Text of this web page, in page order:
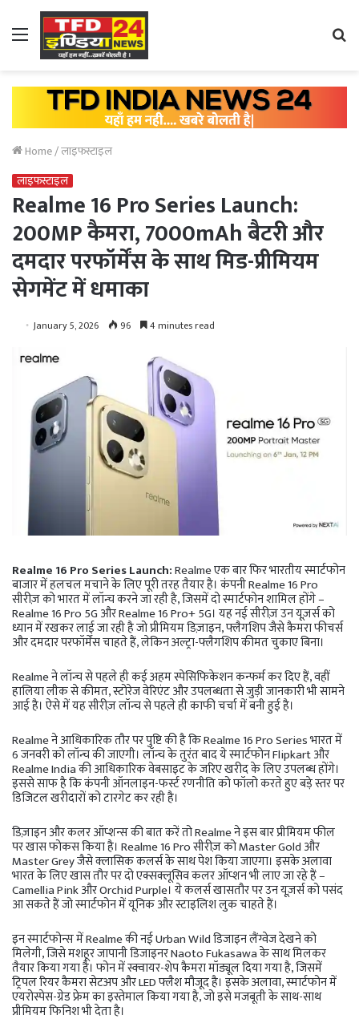
Menu
Home/लाइफस्टाइल
लाइफस्टाइल
Realme 16 Pro Series Launch:
200MP कैमरा, 7000mAh बैटरी और
दमदार परफॉर्मेंस के साथ मिड-प्रीमियम
सेगमेंट में धमाका
January 5, 2026 96 4 minutes read
Realme 16 Pro Series Launch:Realme एक बार फिर भारतीय स्मार्टफोन
बाजार में हलचल मचाने के लिए पूरी तरह तैयार है। कंपनी Realme 16 Pro
सीरीज़ को भारत में लॉन्च करने जा रही है, जिसमें दो स्मार्टफोन शामिल होंगे –
Realme 16 Pro 5G और Realme 16 Pro+ 5G। यह नई सीरीज़ उन यूज़र्स को
ध्यान में रखकर लाई जा रही है जो प्रीमियम डिज़ाइन, फ्लैगशिप जैसे कैमरा फीचर्स
और दमदार परफॉर्मेंस चाहते हैं, लेकिन अल्ट्रा-फ्लैगशिप कीमत चुकाए बिना।
Realme ने लॉन्च से पहले ही कई अहम स्पेसिफिकेशन कन्फर्म कर दिए हैं, वहीं
हालिया लीक से कीमत, स्टोरेज वेरिएंट और उपलब्धता से जुड़ी जानकारी भी सामने
आई है। ऐसे में यह सीरीज़ लॉन्च से पहले ही काफी चर्चा में बनी हुई है।
Realme ने आधिकारिक तौर पर पुष्टि की है कि Realme 16 Pro Series भारत में
6 जनवरी को लॉन्च की जाएगी। लॉन्च के तुरंत बाद ये स्मार्टफोन Flipkart और
Realme India की आधिकारिक वेबसाइट के जरिए खरीद के लिए उपलब्ध होंगे।
इससे साफ है कि कंपनी ऑनलाइन-फर्स्ट रणनीति को फॉलो करते हुए बड़े स्तर पर
डिजिटल खरीदारों को टारगेट कर रही है।
डिज़ाइन और कलर ऑप्शन्स की बात करें तो Realme ने इस बार प्रीमियम फील
पर खास फोकस किया है। Realme 16 Pro सीरीज़ को Master Gold और
Master Grey जैसे क्लासिक कलर्स के साथ पेश किया जाएगा। इसके अलावा
भारत के लिए खास तौर पर दो एक्सक्लूसिव कलर ऑप्शन भी लाए जा रहे हैं –
Camellia Pink और Orchid Purple। ये कलर्स खासतौर पर उन यूज़र्स को पसंद
आ सकते हैं जो स्मार्टफोन में यूनिक और स्टाइलिश लुक चाहते हैं।
इन स्मार्टफोन्स में Realme की नई Urban Wild डिजाइन लैंग्वेज देखने को
मिलेगी, जिसे मशहूर जापानी डिजाइनर Naoto Fukasawa के साथ मिलकर
तैयार किया गया है। फोन में स्क्वायर-शेप कैमरा मॉड्यूल दिया गया है, जिसमें
ट्रिपल रियर कैमरा सेटअप और LED फ्लैश मौजूद है। इसके अलावा, स्मार्टफोन में
एयरोस्पेस-ग्रेड फ्रेम का इस्तेमाल किया गया है, जो इसे मजबूती के साथ-साथ
प्रीमियम फिनिश भी देता है।